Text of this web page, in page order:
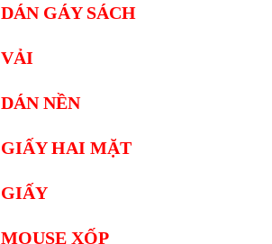
DÁN GÁY SÁCH
VẢI
DÁN NỀN
GIẤY HAI MẶT
GIẤY
MOUSE XỐP